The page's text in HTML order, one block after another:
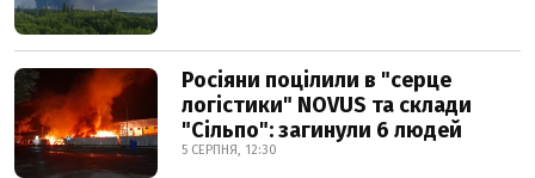
Росіяни поцілили в "серце
логістики" NOVUS та склади
"Сільпо": загинули 6 людей
5 СЕРПНЯ, 12:30